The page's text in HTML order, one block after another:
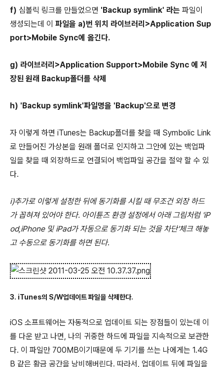
f) 심볼릭 링크를 만들었으면 'Backup symlink' 라는 파일이
생성되는데 이 파일을 a)번 위치 라이브러리>Application Sup
port>Mobile Sync에 옮긴다.
g) 라이브러리>Application Support>Mobile Sync 에 저
장된 원래 Backup폴더를 삭제
h) 'Backup symlink'파일명을 'Backup'으로 변경
자 이렇게 하면 iTunes는 Backup폴더를 찾을 때 Symbolic Link
로 만들어진 가상본을 원래 폴더로 인지하고 그안에 있는 백업파
일을 찾을 때 외장하드로 연결되어 백업파일 공간을 절약 할 수 있
다.
i)추가로 이렇게 설정한 뒤에 동기화를 시킬 때 무조건 외장 하드
가 꼽혀져 있어야 한다. 아이튠즈 환경 설정에서 아래 그림처럼 'iP
od,iPhone 및 iPad가 자동으로 동기화 되는 것을 차단'체크 해놓
고 수동으로 동기화를 하면 된다.
3. iTunes의 S/W업데이트 파일을 삭제한다.
iOS 소프트웨어는 자동적으로 업데이트 되는 장점들이 있는데 이
를 다운 받고 나면, 나의 귀중한 하드에 파일을 지속적으로 보관한
다. 이 파일만 700MB이기때문에 두 기기를 쓰는 나에게는 1.4G
B 같은 황금 공간을 낭비해버린다. 따라서, 업데이트 뒤에 파일을